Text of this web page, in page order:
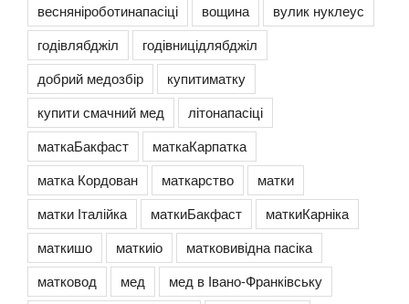
весняніроботинапасіці
вощина
вулик нуклеус
годівлябджіл
годівницідлябджіл
добрий медозбір
купитиматку
купити смачний мед
літонапасіці
маткаБакфаст
маткаКарпатка
матка Кордован
маткарство
матки
матки Італійка
маткиБакфаст
маткиКарніка
маткишо
маткиіо
матковивідна пасіка
матковод
мед
мед в Івано-Франківську